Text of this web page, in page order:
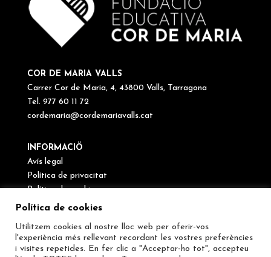
COR DE MARIA VALLS
Carrer Cor de Maria, 4, 43800 Valls, Tarragona
Tel. 977 60 11 72
cordemaria@cordemariavalls.cat
INFORMACIÖ
Avís legal
Política de privacitat
Política de cookies
Canal de denúncies
SEGUEIX-NOS
Política de cookies
Utilitzem cookies al nostre lloc web per oferir-vos
l'experiència més rellevant recordant les vostres preferències
i visites repetides. En fer clic a "Acceptar-ho tot", accepteu